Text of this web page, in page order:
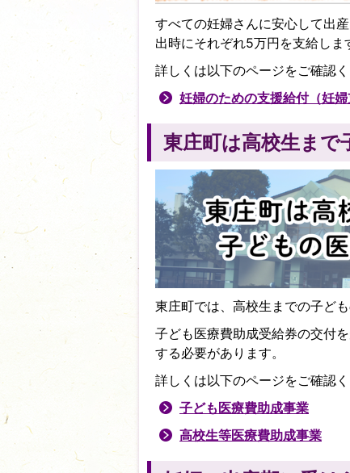
すべての妊婦さんに安心して出
出時にそれぞれ5万円を支給しま
詳しくは以下のページをご確認く
妊婦のための支援給付（妊婦
東庄町は高校生まで
東庄町では、高校生までの子ど
子ども医療費助成受給券の交付
する必要があります。
詳しくは以下のページをご確認く
子ども医療費助成事業
高校生等医療費助成事業